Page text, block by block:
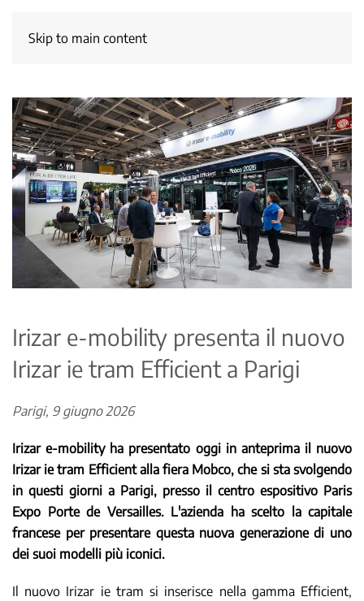
Skip to main content
Irizar e-mobility presenta il nuovo
Irizar ie tram Efficient a Parigi
Parigi, 9 giugno 2026
Irizar e-mobility ha presentato oggi in anteprima il nuovo
Irizar ie tram Efficient alla fiera Mobco, che si sta svolgendo
in questi giorni a Parigi, presso il centro espositivo Paris
Expo Porte de Versailles. L'azienda ha scelto la capitale
francese per presentare questa nuova generazione di uno
dei suoi modelli più iconici.
Il nuovo Irizar ie tram si inserisce nella gamma Efficient,